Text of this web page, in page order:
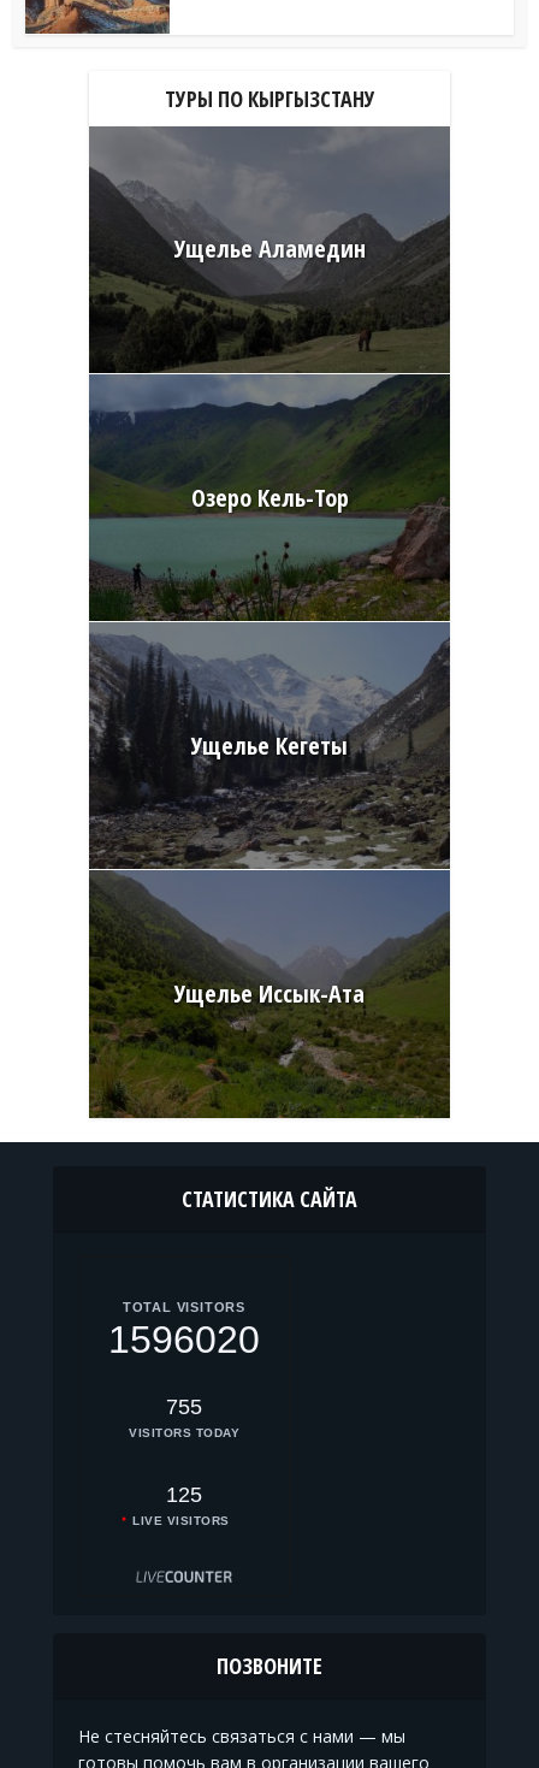
ТУРЫ ПО КЫРГЫЗСТАНУ
Ущелье Аламедин
Озеро Кель-Тор
Ущелье Кегеты
Ущелье Иссык-Ата
СТАТИСТИКА САЙТА
TOTAL VISITORS
1596020
755
VISITORS TODAY
125
LIVE VISITORS
ПОЗВОНИТЕ
Не стесняйтесь связаться с нами — мы
готовы помочь вам в организации вашего